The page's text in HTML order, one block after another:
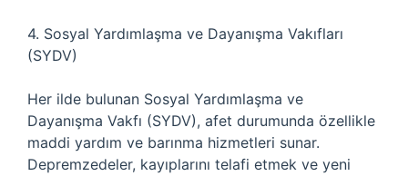
4. Sosyal Yardımlaşma ve Dayanışma Vakıfları
(SYDV)
Her ilde bulunan Sosyal Yardımlaşma ve
Dayanışma Vakfı (SYDV), afet durumunda özellikle
maddi yardım ve barınma hizmetleri sunar.
Depremzedeler, kayıplarını telafi etmek ve yeni